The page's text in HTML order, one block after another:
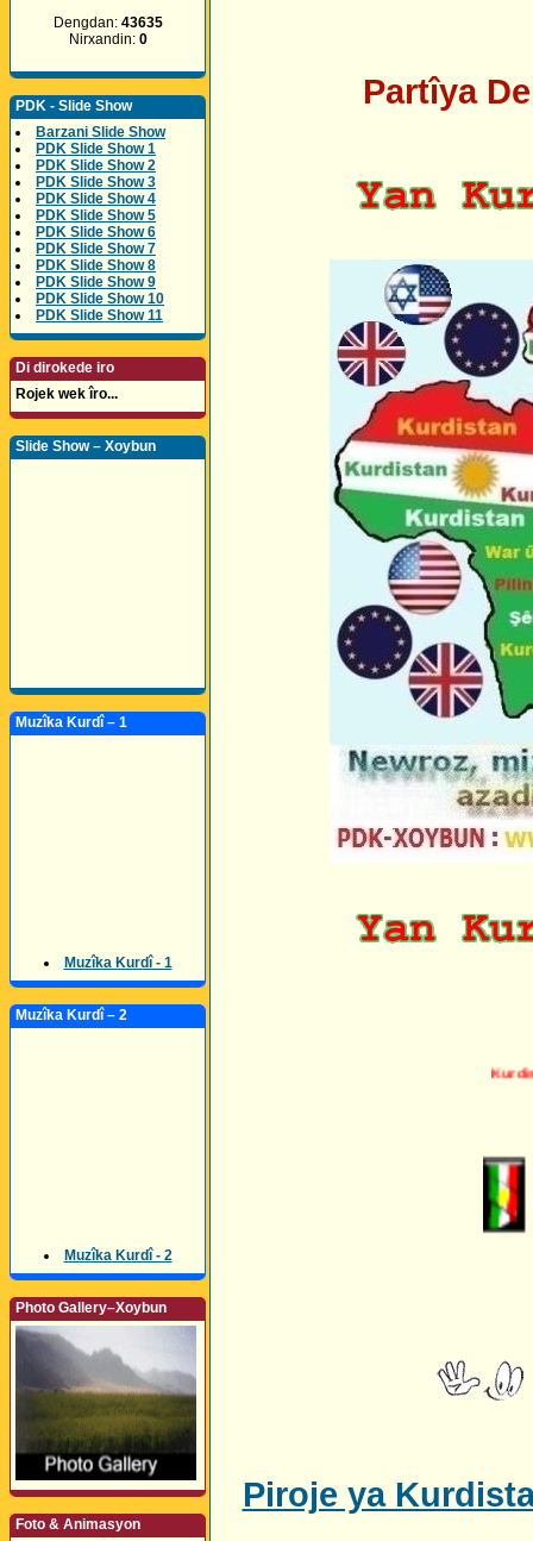
Dengdan: 43635
Nirxandin: 0
PDK - Slide Show
Barzani Slide Show
PDK Slide Show 1
PDK Slide Show 2
PDK Slide Show 3
PDK Slide Show 4
PDK Slide Show 5
PDK Slide Show 6
PDK Slide Show 7
PDK Slide Show 8
PDK Slide Show 9
PDK Slide Show 10
PDK Slide Show 11
Di dirokede iro
Rojek wek îro...
Slide Show – Xoybun
Muzîka Kurdî – 1
Muzîka Kurdî - 1
Muzîka Kurdî – 2
Muzîka Kurdî - 2
Photo Gallery–Xoybun
Foto & Animasyon
Partîya
Piroje ya